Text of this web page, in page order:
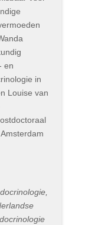
en
in
Louise van